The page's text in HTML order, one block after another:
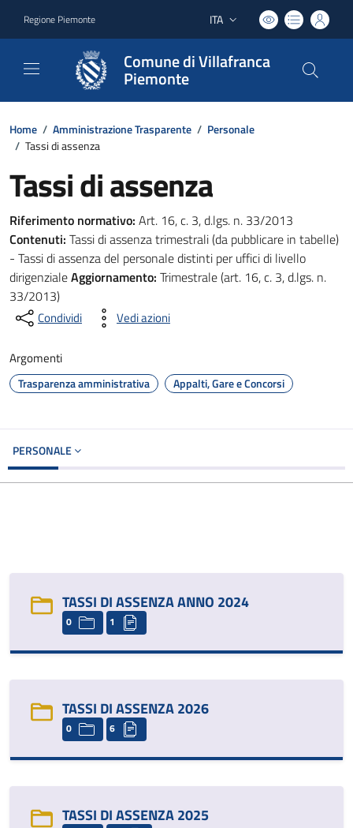
Regione Piemonte Lingua attiva:
ITA
Comune di Villafranca
Piemonte
Home / Amministrazione Trasparente / Personale
/ Tassi di assenza
Tassi di assenza
Riferimento normativo: Art. 16, c. 3, d.lgs. n. 33/2013
Contenuti: Tassi di assenza trimestrali (da pubblicare in tabelle)
- Tassi di assenza del personale distinti per uffici di livello
dirigenzialeAggiornamento: Trimestrale (art. 16, c. 3, d.lgs. n.
33/2013)
Condividi Vedi azioni
Argomenti
Trasparenza amministrativa Appalti, Gare e Concorsi
PERSONALE
TASSI DI ASSENZA ANNO 2024
0 1
TASSI DI ASSENZA 2026
0 6
TASSI DI ASSENZA 2025